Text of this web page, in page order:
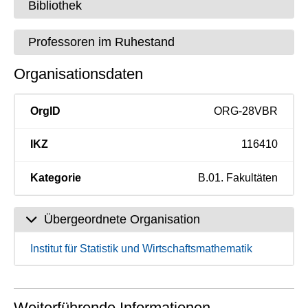
Bibliothek
Professoren im Ruhestand
Organisationsdaten
OrgID ORG-28VBR
IKZ 116410
Kategorie B.01. Fakultäten
Übergeordnete Organisation
Institut für Statistik und Wirtschaftsmathematik